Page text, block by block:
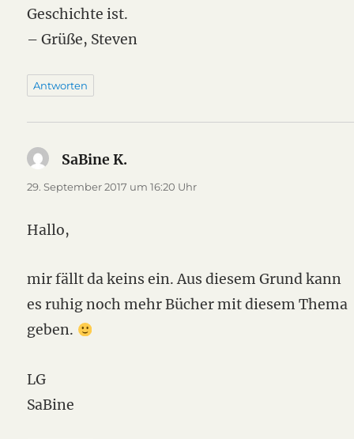
Geschichte ist.
– Grüße, Steven
Antworten
SaBine K.
29. September 2017 um 16:20 Uhr
Hallo,
mir fällt da keins ein. Aus diesem Grund kann
es ruhig noch mehr Bücher mit diesem Thema
geben.
LG
SaBine